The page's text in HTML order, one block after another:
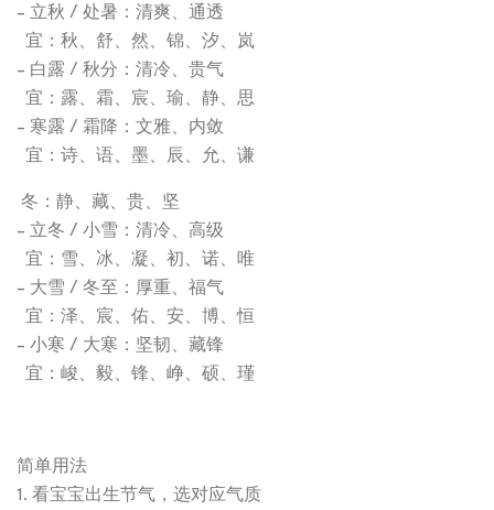
- 立秋 / 处暑：清爽、通透
宜：秋、舒、然、锦、汐、岚
- 白露 / 秋分：清冷、贵气
宜：露、霜、宸、瑜、静、思
- 寒露 / 霜降：文雅、内敛
宜：诗、语、墨、辰、允、谦
冬：静、藏、贵、坚
- 立冬 / 小雪：清冷、高级
宜：雪、冰、凝、初、诺、唯
- 大雪 / 冬至：厚重、福气
宜：泽、宸、佑、安、博、恒
- 小寒 / 大寒：坚韧、藏锋
宜：峻、毅、锋、峥、硕、瑾
简单用法
1. 看宝宝出生节气，选对应气质